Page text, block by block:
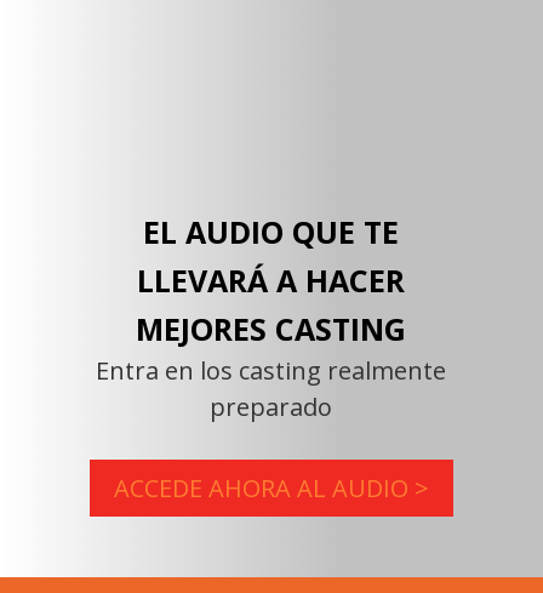
EL AUDIO QUE TE
LLEVARÁ A HACER
MEJORES CASTING
Entra en los casting realmente
preparado
ACCEDE AHORA AL AUDIO >